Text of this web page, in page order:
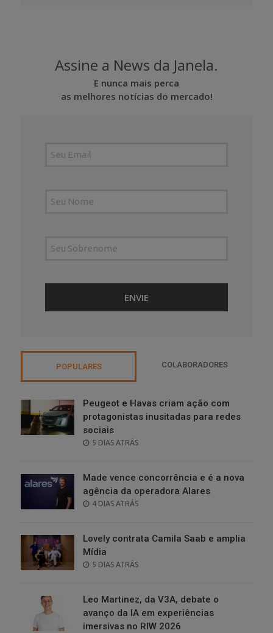
Assine a News da Janela.
E nunca mais perca
as melhores notícias do mercado!
POPULARES COLABORADORES
Peugeot e Havas criam ação com
protagonistas inusitadas para redes
sociais
POSTED
5 DIAS ATRÁS
Made vence concorrência e é a nova
agência da operadora Alares
POSTED
4 DIAS ATRÁS
Lovely contrata Camila Saab e amplia
Mídia
POSTED
5 DIAS ATRÁS
Leo Martinez, da V3A, debate o
avanço da IA em experiências
imersivas no RIW 2026